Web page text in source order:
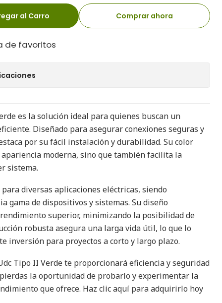
al Carro Comprar ahora
de favoritos
es la solución ideal para quienes buscan un
Diseñado para asegurar conexiones seguras y
por su fácil instalación y durabilidad. Su color
moderna, sino que también facilita la
sistema.
diversas aplicaciones eléctricas, siendo
gama de dispositivos y sistemas. Su diseño
superior, minimizando la posibilidad de
robusta asegura una larga vida útil, lo que lo
inversión para proyectos a corto y largo plazo.
Tipo II Verde te proporcionará eficiencia y seguridad
la oportunidad de probarlo y experimentar la
que ofrece. Haz clic aquí para adquirirlo hoy